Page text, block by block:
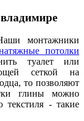
монтажники
потолки
туалет или
сеткой на
то позволяют
глины можно
текстиля - такие